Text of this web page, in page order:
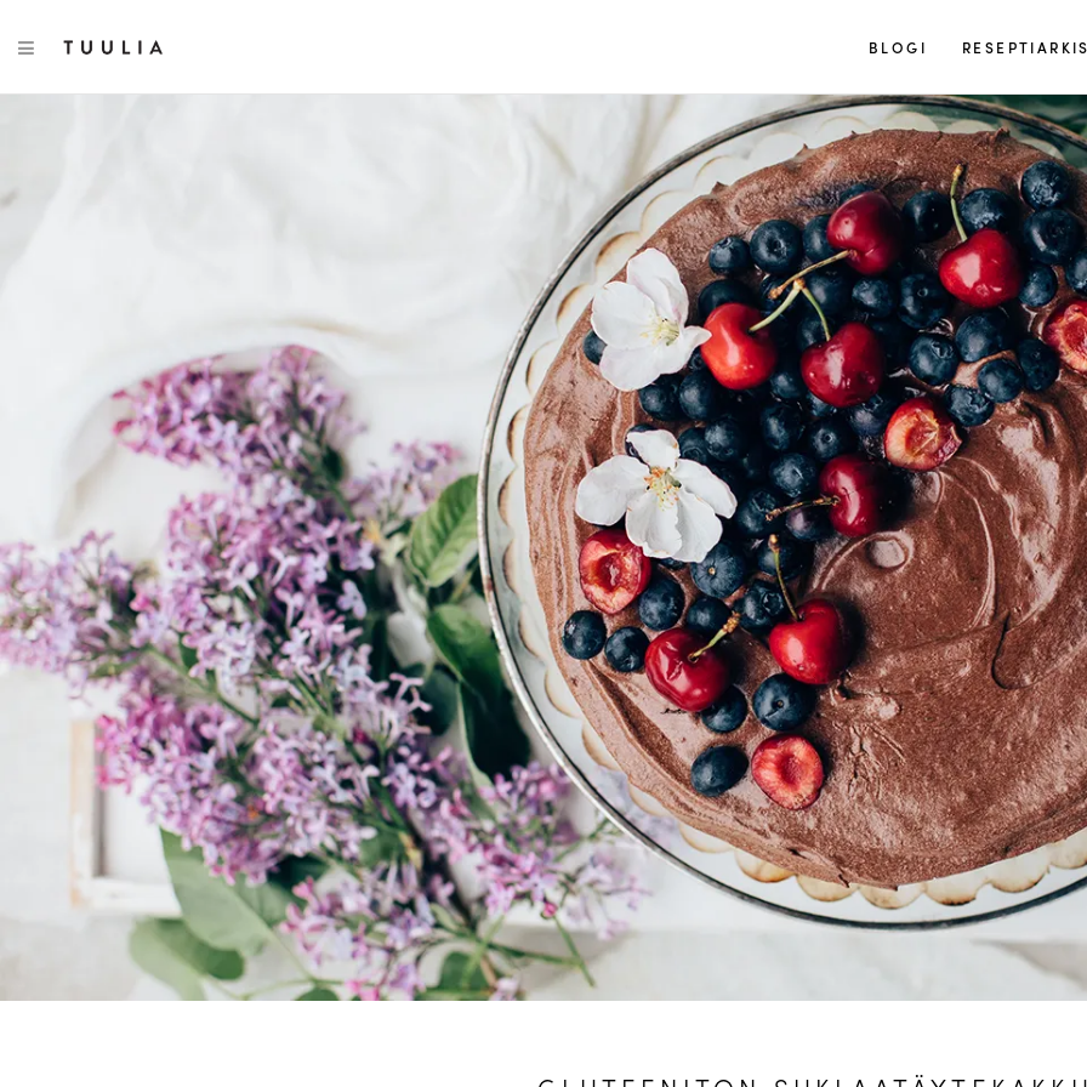
TOGGLE NAVIGATION BLOGI